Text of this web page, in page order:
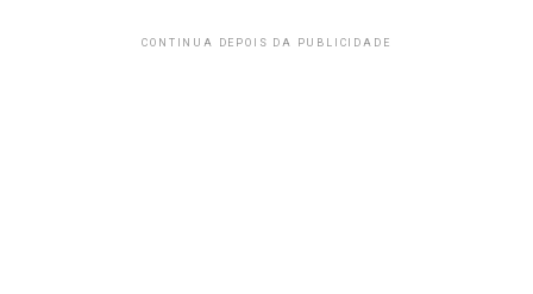
CONTINUA DEPOIS DA PUBLICIDADE